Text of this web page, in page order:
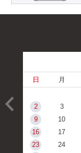
日 月
2
3
9
10
16
17
23
24